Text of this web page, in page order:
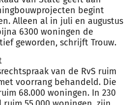
projecten begint
Alleen al in juli en augustus
6300 woningen de
geworden, schrijft Trouw.
van de RvS ruim
voorrang behandeld. Die
68.000 woningen. In 230